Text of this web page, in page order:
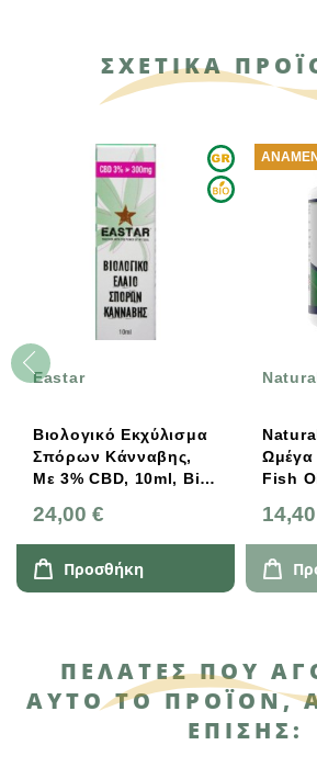
ΣΧΕΤΙΚΑ
Εκχύλισμα
10ml, Bio,
Natural Vitamins
Natural Vitamins
Ωμέγα 3 Λιπαρά –
Fish Oil– Πιο
Μυρωδιά Ψαριού –
Κάψουλες
ΑΝΑΜΈΝΕΤΑΙ ΣΎΝΤΟΜΑ
Προσθήκη
ΠΕΛΆΤΕΣ ΠΟΥ
ΑΥΤΌ ΤΟ ΠΡΟΪΌΝ,
ΕΠΊΣΗΣ: